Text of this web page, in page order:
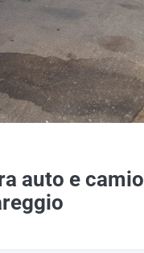
auto e